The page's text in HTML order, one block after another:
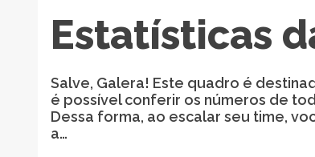
Estatísticas
Salve, Galera! Este quadro é
é possível conferir os números de
Dessa forma, ao escalar seu time,
a…